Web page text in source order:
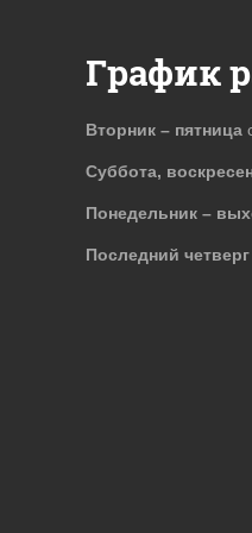
График
Вторник – пятница
Суббота,
Понедельник –
Последний